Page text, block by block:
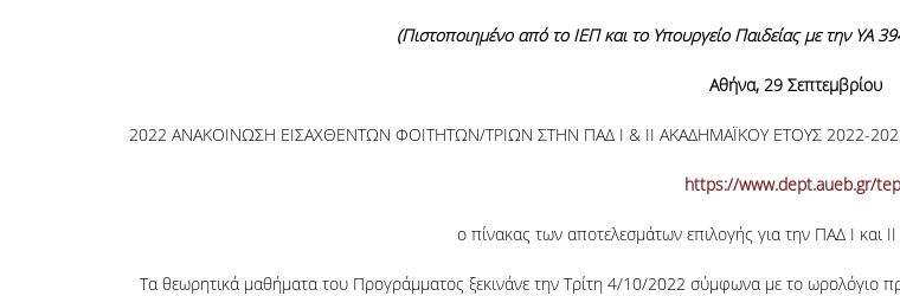
(Πιστοποιημένο από το ΙΕΠ και το Υπουργείο Παιδείας με την
Αθήνα, 29 Σεπτεμβρίου
2022 ΑΝΑΚΟΙΝΩΣΗ ΕΙΣΑΧΘΕΝΤΩΝ ΦΟΙΤΗΤΩΝ/ΤΡΙΩΝ ΣΤΗΝ ΠΑΔ Ι & ΙΙ ΑΚΑΔΗΜΑΪΚΟΥ ΕΤΟΥΣ 2022-2023
https://www.dept.aueb.gr/tep
ο πίνακας των αποτελεσμάτων επιλογής για την ΠΑΔ Ι και
Τα θεωρητικά μαθήματα του Προγράμματος ξεκινάνε την Τρίτη 4/10/2022 σύμφωνα με το ωρολόγιο